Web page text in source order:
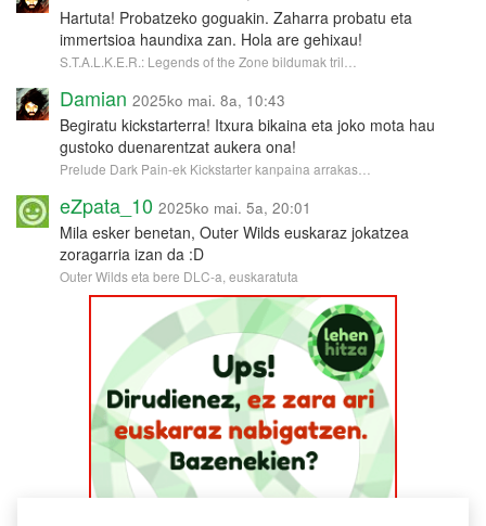
Hartuta! Probatzeko goguakin. Zaharra probatu eta
immertsioa haundixa zan. Hola are gehixau!
S.T.A.L.K.E.R.: Legends of the Zone bildumak tril…
Damian 2025ko mai. 8a, 10:43
Begiratu kickstarterra! Itxura bikaina eta joko mota hau
gustoko duenarentzat aukera ona!
Prelude Dark Pain-ek Kickstarter kanpaina arrakas…
eZpata_10 2025ko mai. 5a, 20:01
Mila esker benetan, Outer Wilds euskaraz jokatzea
zoragarria izan da :D
Outer Wilds eta bere DLC-a, euskaratuta